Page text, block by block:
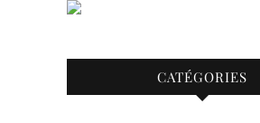
CATÉGORIES